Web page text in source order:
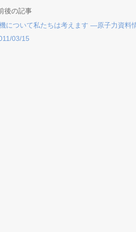
後の記事
について私たちは考えます ―原子力資料
03/15